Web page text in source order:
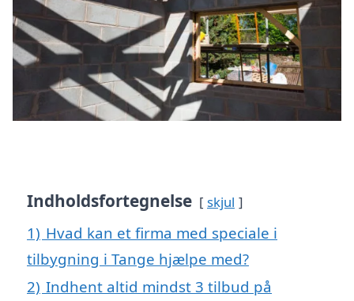
Indholdsfortegnelse skjul
1) Hvad kan et firma med speciale i
tilbygning i Tange hjælpe med?
2) Indhent altid mindst 3 tilbud på